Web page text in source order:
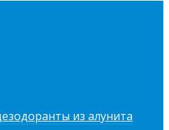
из алунита